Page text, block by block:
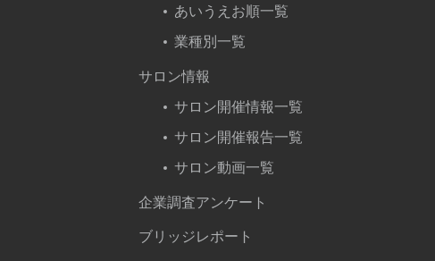
あいうえお順一覧
業種別一覧
サロン情報
サロン開催情報一覧
サロン開催報告一覧
サロン動画一覧
企業調査アンケート
ブリッジレポート